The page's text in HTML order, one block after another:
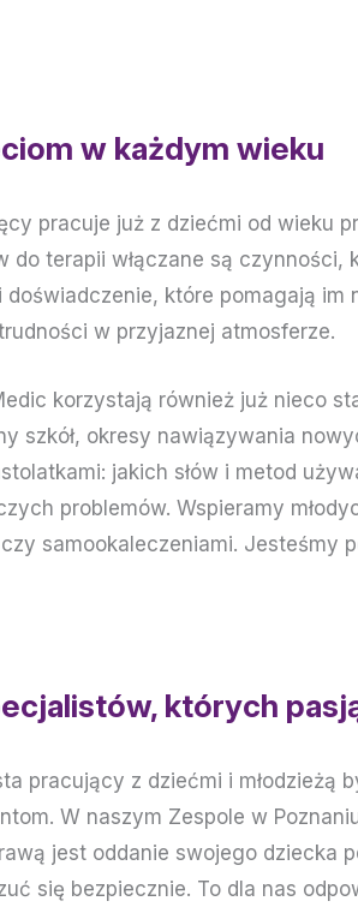
w każdym wieku
pracuje już z dziećmi od wieku
do terapii włączane są
doświadczenie, które pomagają
w przyjaznej atmosferze.
korzystają również już nieco
szkół, okresy nawiązywania
jakich słów i metod
problemów. Wspieramy
samookaleczeniami. Jesteśmy
których
pracujący z dziećmi i młodzieżą
W naszym Zespole w
jest oddanie swojego dziecka
się bezpiecznie. To dla nas